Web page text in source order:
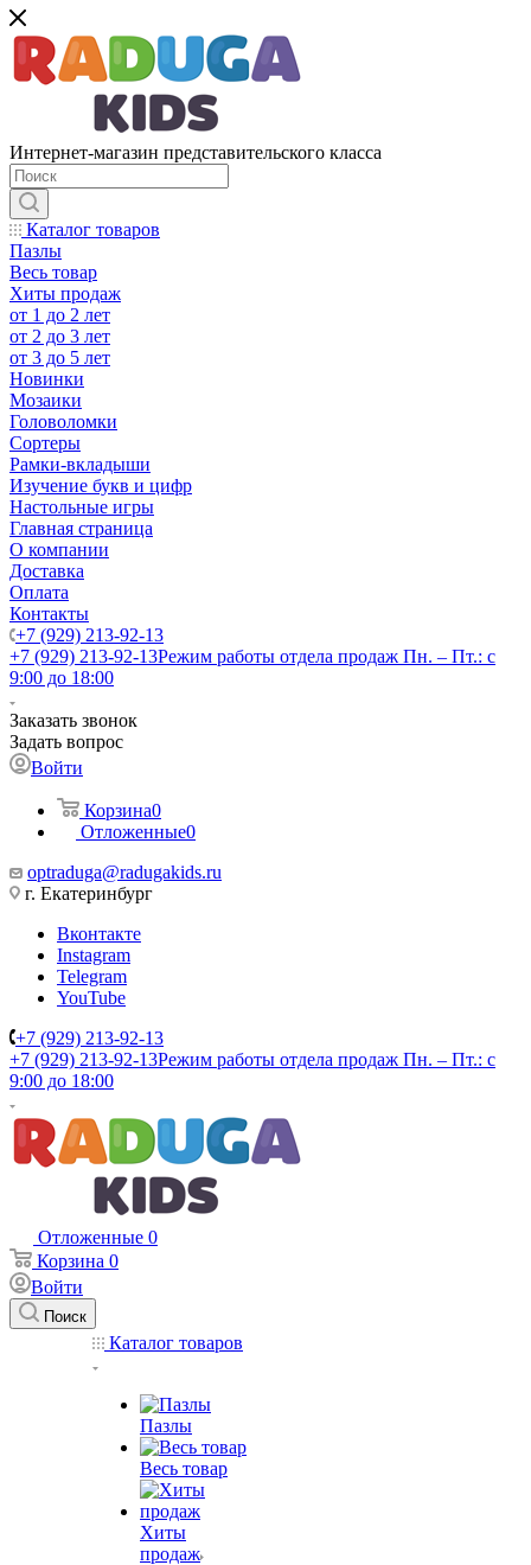
Интернет-магазин представительского класса
Каталог товаров
Пазлы
Весь товар
Хиты продаж
от 1 до 2 лет
от 2 до 3 лет
от 3 до 5 лет
Новинки
Мозаики
Головоломки
Сортеры
Рамки-вкладыши
Изучение букв и цифр
Настольные игры
Главная страница
О компании
Доставка
Оплата
Контакты
+7 (929) 213-92-13
+7 (929) 213-92-13Режим работы отдела продаж Пн. – Пт.: с
9:00 до 18:00
Заказать звонок
Задать вопрос
Войти
Корзина0
Отложенные0
optraduga@radugakids.ru
г. Екатеринбург
Вконтакте
Instagram
Telegram
YouTube
+7 (929) 213-92-13
+7 (929) 213-92-13Режим работы отдела продаж Пн. – Пт.: с
9:00 до 18:00
Отложенные 0
Корзина 0
Войти
Поиск
Каталог товаров
Пазлы
Весь товар
Хиты
продаж